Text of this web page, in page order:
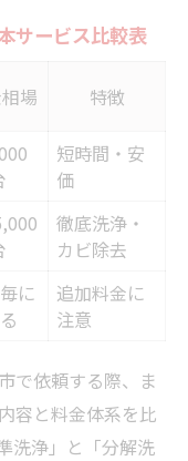
サービス比較表
場 特徴
短時間・安
価
徹底洗浄・
カビ除去
に
追加料金に
注意
で依頼する際、ま
容と料金体系を比
洗浄」と「分解洗